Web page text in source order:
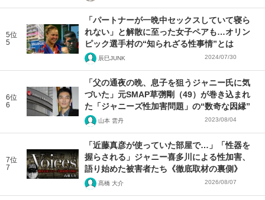
5位
5
「パートナーが一晩中セックスしていて寝ら
れない」と解散に至った女子ペアも…オリン
ピック選手村の“知られざる性事情”とは
辰巳JUNK 2024/07/30
6位
6
「父の通夜の晩、息子を狙うジャニー氏に気
づいた」元SMAP草彅剛（49）が巻き込まれ
た「ジャニーズ性加害問題」の“数奇な因縁”
山本 雲丹 2023/08/04
7位
7
「近藤真彦が使っていた部屋で…」「性器を
握らされる」ジャニー喜多川による性加害、
語り始めた被害者たち《徹底取材の裏側》
髙橋 大介 2026/08/07